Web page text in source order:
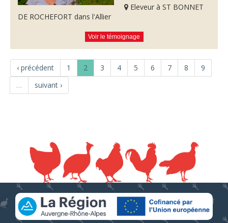
Eleveur à ST BONNET
DE ROCHEFORT dans l'Allier
Voir le témoignage
‹ précédent 1 2 3 4 5 6 7 8
9
…
suivant ›